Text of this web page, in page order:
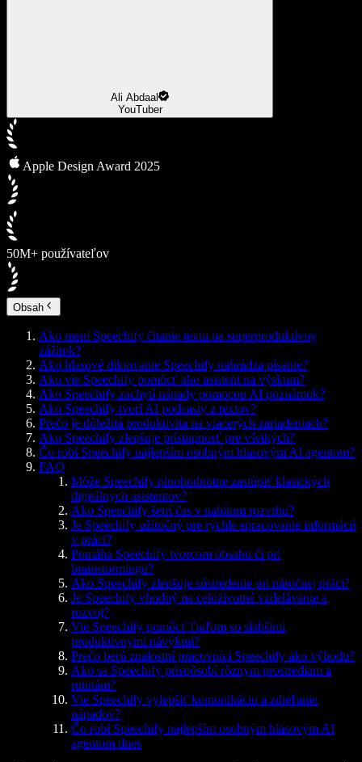
Ali Abdaal
YouTuber
Apple Design Award 2025
50M+ používateľov
Obsah
Ako mení Speechify čítanie textu na superproduktívny
zážitok?
Ako hlasové diktovanie Speechify nahrádza písanie?
Ako vie Speechify pomôcť ako asistent na výskum?
Ako Speechify zachytí nápady pomocou AI poznámok?
Ako Speechify tvorí AI podcasty z textov?
Prečo je dôležitá produktivita na viacerých zariadeniach?
Ako Speechify zlepšuje prístupnosť pre všetkých?
Čo robí Speechify najlepším osobným hlasovým AI agentom?
FAQ
Môže Speechify plnohodnotne zastúpiť klasických
digitálnych asistentov?
Ako Speechify šetrí čas v nabitom rozvrhu?
Je Speechify užitočný pre rýchle spracovanie informácií
v práci?
Pomáha Speechify tvorcom obsahu či pri
brainstormingu?
Ako Speechify zlepšuje sústredenie pri náročnej práci?
Je Speechify vhodný na celoživotné vzdelávanie a
rozvoj?
Vie Speechify pomôcť ľuďom so slabšími
produktívnymi návykmi?
Prečo berú znalostní pracovníci Speechify ako výhodu?
Ako sa Speechify prispôsobí rôznym prostrediam a
rutinám?
Vie Speechify vylepšiť komunikáciu a zdieľanie
nápadov?
Čo robí Speechify najlepším osobným hlasovým AI
agentom dnes